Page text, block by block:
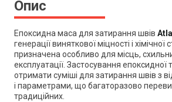
Опис
Епоксидна маса для затирання швів
генерації виняткової міцності і хімічної
призначена особливо для місць,
експлуатації. Застосування епоксидної
отримати суміші для затирання швів з
і параметрами, що багаторазово
традиційних.